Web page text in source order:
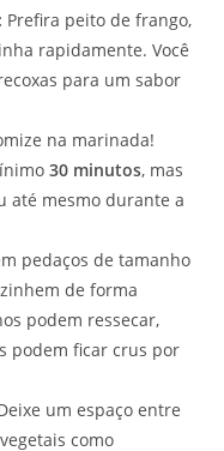
Prefira peito de frango,
rapidamente. Você
para um sabor
na marinada!
30 minutos, mas
até mesmo durante a
pedaços de tamanho
de forma
podem ressecar,
podem ficar crus por
um espaço entre
como